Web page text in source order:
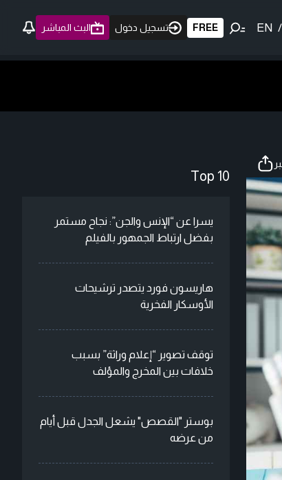
/
EN
FREE تسجيل دخول البث المباشر
Top 10
يسرا عن “الإنس والجن”: نجاح مستمر
بفضل ارتباط الجمهور بالفيلم
هاريسون فورد يتصدر ترشيحات
الأوسكار الفخرية
توقف تصوير “إعلام وراثة” بسبب
خلافات بين المخرج والمؤلف
بوستر "القصص" يشعل الجدل قبل أيام
من عرضه